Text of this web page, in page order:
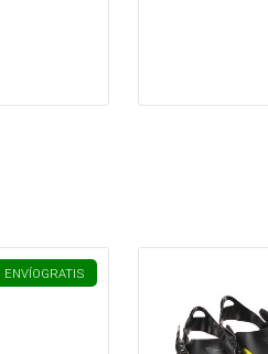
ENVÍOGRATIS